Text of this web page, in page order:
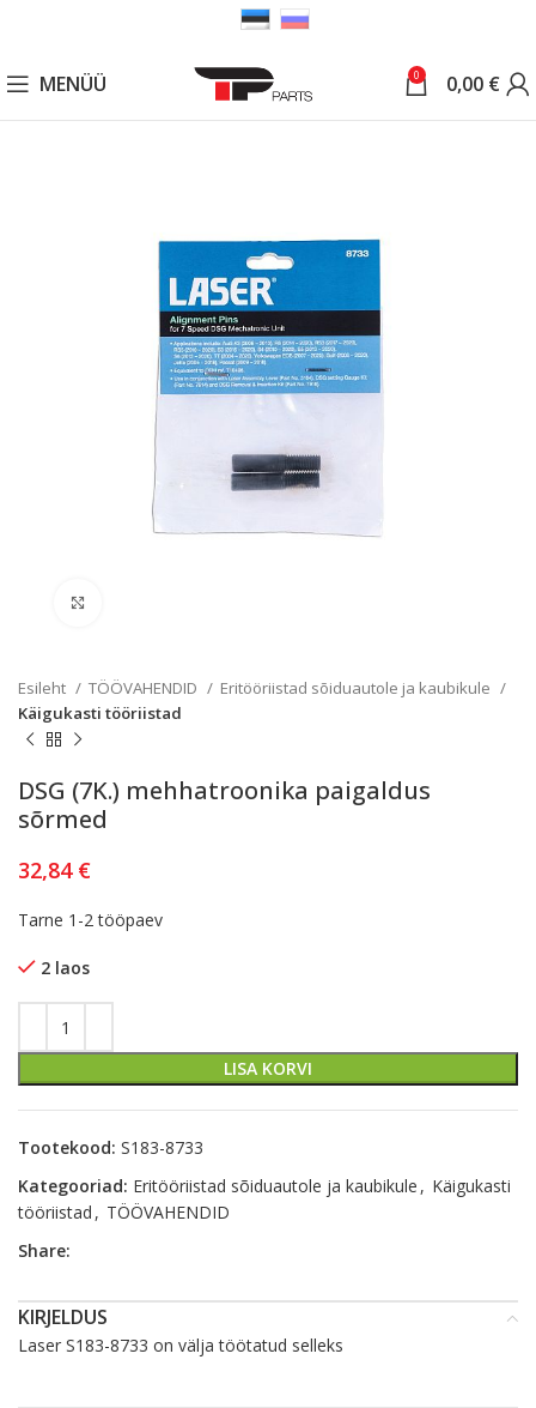
MENÜÜ 0 0,00 €
Esileht TÖÖVAHENDID
Eritööriistad sõiduautole ja kaubikule
Käigukasti tööriistad
DSG (7K.) mehhatroonika paigaldus
sõrmed
32,84 €
Tarne 1-2 tööpaev
2 laos
LISA KORVI
Tootekood: S183-8733
Kategooriad: Eritööriistad sõiduautole ja kaubikule , Käigukasti
tööriistad , TÖÖVAHENDID
Share:
KIRJELDUS
Laser S183-8733 on välja töötatud selleks